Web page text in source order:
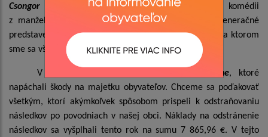
Csongor Kassai a Zuzana Martinkova v divadelnej komédii
z manželského života s názvom „3x2“. Išlo o trojgeneračné
predstavenie plné manželských hádok a udobrovania na ktorom
sme sa všetci z chuti zasmiali.
V mesiaci jún nás znova potrápili povodne, ktoré
napáchali škody na majetku obyvateľov. Chceme sa poďakovať
všetkým, ktorí akýmkoľvek spôsobom prispeli k odstraňovaniu
následkov po povodniach v našej obci. Náklady na odstránenie
následkov sa vyšplhali tento rok na sumu 7 865,96 €. V tejto